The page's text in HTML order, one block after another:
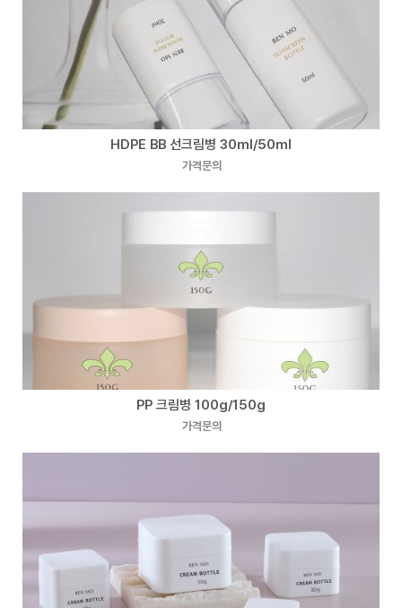
HDPE BB 선크림병 30ml/50ml
가격문의
PP 크림병 100g/150g
가격문의